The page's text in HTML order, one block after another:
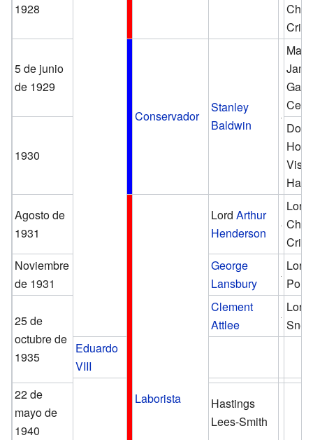
1928
5 de junio
de 1929
Conservador
Stanley
Baldwin
Cecil
1930
Agosto de
1931
Laborista
LordArthur
Henderson
Lord
Noviembre
de 1931
George
Lansbury
Lord
25 de
octubre de
1935
Clement
Attlee
Lord
Snell
Eduardo
VIII
22 de
mayo de
1940
Hastings
Lees-Smith